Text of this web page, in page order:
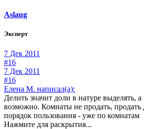
Aslaug
Эксперт
7 Дек 2011
#16
7 Дек 2011
#16
Елена М. написал(а):
Делить значит доли в натуре выделять, а
возможно. Комнаты не продать, продать
порядок пользования - уже по комнатам
Нажмите для раскрытия...